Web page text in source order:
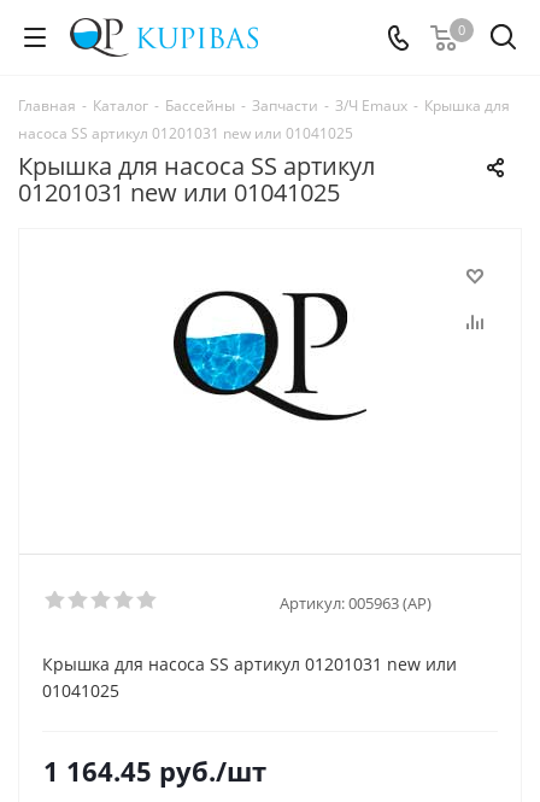
0
Главная - Каталог - Бассейны - Запчасти - З/Ч Emaux - Крышка для
насоса SS артикул 01201031 new или 01041025
Крышка для насоса SS артикул
01201031 new или 01041025
Артикул:005963 (AP)
Крышка для насоса SS артикул 01201031 new или
01041025
1 164.45 руб./шт